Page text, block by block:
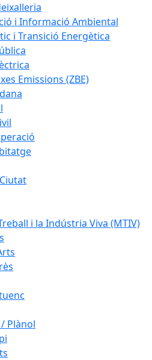
i Informació Ambiental
i Transició Energètica
Emissions (ZBE)
i la Indústria Viva (MTIV)
Plànol